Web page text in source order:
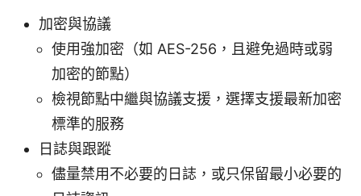
加密與協議
使用強加密（如 AES-256，且避免過時或弱
加密的節點）
檢視節點中繼與協議支援，選擇支援最新加密
標準的服務
日誌與跟蹤
儘量禁用不必要的日誌，或只保留最小必要的